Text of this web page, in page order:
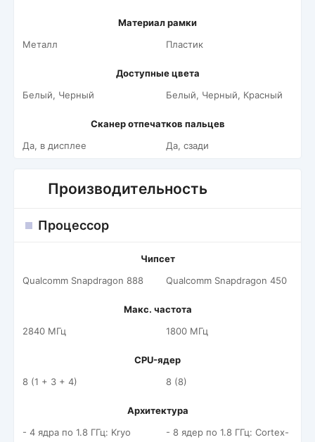
Материал рамки
Металл
Пластик
Доступные цвета
Белый, Черный
Белый, Черный, Красный
Сканер отпечатков пальцев
Да, в дисплее
Да, сзади
Производительность
Процессор
Чипсет
Qualcomm Snapdragon 888
Qualcomm Snapdragon 450
Макс. частота
2840 МГц
1800 МГц
CPU-ядер
8 (1 + 3 + 4)
8 (8)
Архитектура
- 4 ядра по 1.8 ГГц: Kryo
- 8 ядер по 1.8 ГГц: Cortex-